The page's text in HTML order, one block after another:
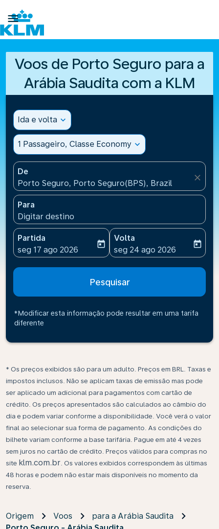

Voos de Porto Seguro para a
Arábia Saudita com a KLM
Ida e volta expand_more
1 Passageiro, Classe Economy expand_more
De
Porto Seguro, Porto Seguro(BPS), Brazil
close
Para
Digitar destino
Partida
fc-booking-departure-date-aria-label
seg 17 ago 2026
today
Volta
fc-booking-return-date-
seg 24 ago 2026
today
Pesquisar
*Modificar esta informação pode resultar em uma tarifa
diferente
* Os preços exibidos são para um adulto. Preços em BRL. Taxas e
impostos inclusos. Não se aplicam taxas de emissão mas pode
ser aplicado um adicional para pagamentos com cartão de
crédito. Os preços apresentados são calculados ao câmbio do
dia e podem variar conforme a disponibilidade. Você verá o valor
final ao selecionar sua forma de pagamento. As condições do
bilhete variam conforme a base tarifária. Pague em até 4 vezes
sem juros no cartão de crédito. Preços válidos para compras no
site klm.com.br . Os valores exibidos correspondem às últimas
48 horas e podem não estar mais disponíveis no momento da
reserva.
Origem Voos
para a Arábia Saudita